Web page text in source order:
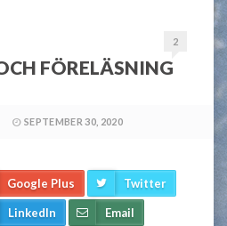
2
FÖRELÄSNING
SEPTEMBER 30, 2020
Google Plus Twitter
LinkedIn Email